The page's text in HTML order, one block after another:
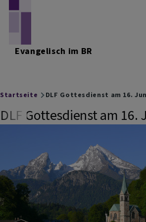
Evangelisch im BR
Breadcrumb
Startseite DLF Gottesdienst am 16.
DLF Gottesdienst am 16.